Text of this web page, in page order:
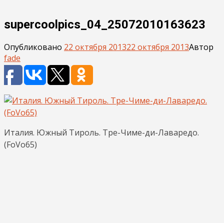
supercoolpics_04_25072010163623
Опубликовано 22 октября 201322 октября 2013Автор
fade
Италия. Южный Тироль. Тре-Чиме-ди-Лаваредо.
(FoVo65)